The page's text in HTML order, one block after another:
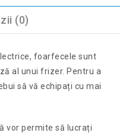
(0)
foarfecele sunt
al unui frizer. Pentru a
să vă echipați cu mai
vor permite să lucrați